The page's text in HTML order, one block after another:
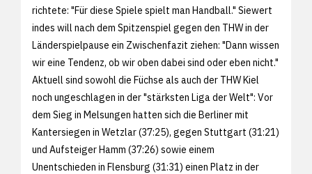
richtete: "Für diese Spiele spielt man Handball." Siewert
indes will nach dem Spitzenspiel gegen den THW in der
Länderspielpause ein Zwischenfazit ziehen: "Dann wissen
wir eine Tendenz, ob wir oben dabei sind oder eben nicht."
Aktuell sind sowohl die Füchse als auch der THW Kiel
noch ungeschlagen in der "stärksten Liga der Welt": Vor
dem Sieg in Melsungen hatten sich die Berliner mit
Kantersiegen in Wetzlar (37:25), gegen Stuttgart (31:21)
und Aufsteiger Hamm (37:26) sowie einem
Unentschieden in Flensburg (31:31) einen Platz in der